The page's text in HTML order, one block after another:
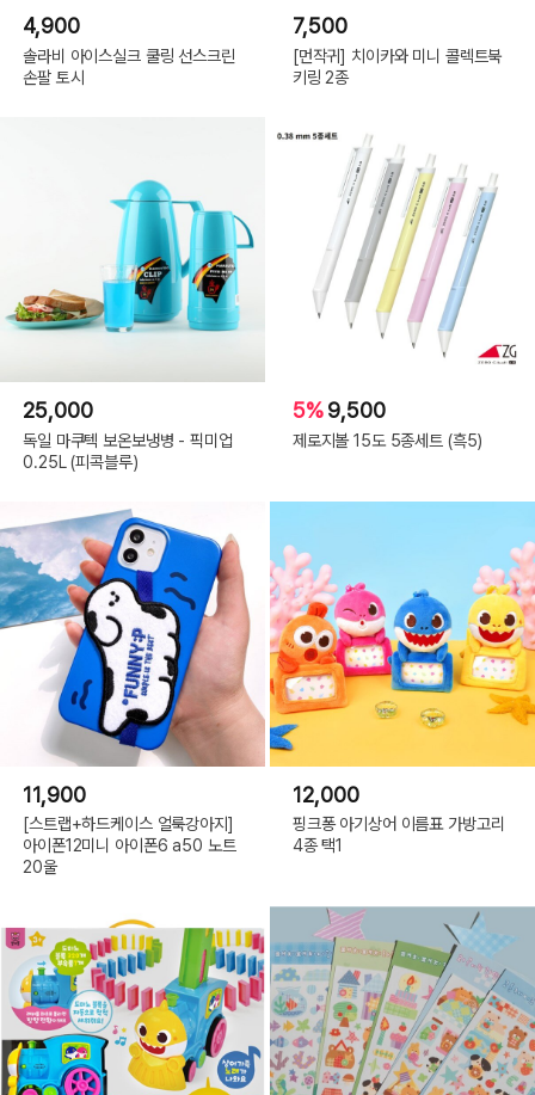
4,900
솔라비 아이스실크 쿨링 선스크린
손팔 토시
7,500
[먼작귀] 치이카와 미니 콜렉트북
키링 2종
25,000
독일 마쿠텍 보온보냉병 - 픽미업
0.25L (피콕블루)
5%9,500
제로지볼 15도 5종세트 (흑5)
11,900
[스트랩+하드케이스 얼룩강아지]
아이폰12미니 아이폰6 a50 노트
20울
12,000
핑크퐁 아기상어 이름표 가방고리
4종 택1